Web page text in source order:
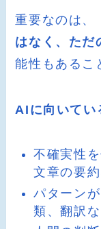
重要なのは、
はなく、ただ
能性もあるこ
AIに向いてい
不確実性
文章の要約
パターン
類、翻訳な